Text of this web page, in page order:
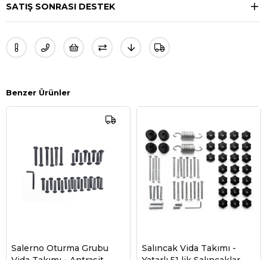
SATIŞ SONRASI DESTEK
Benzer Ürünler
Salerno Oturma Grubu
Salıncak Vida Takımı -